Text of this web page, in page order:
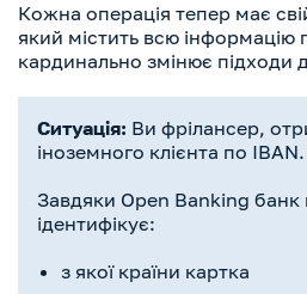
Кожна операція тепер має
який містить всю інформацію
кардинально змінює підходи
Ситуація: Ви фрілансер,
іноземного клієнта по IBAN.
Завдяки Open Banking банк
ідентифікує:
з якої країни картка